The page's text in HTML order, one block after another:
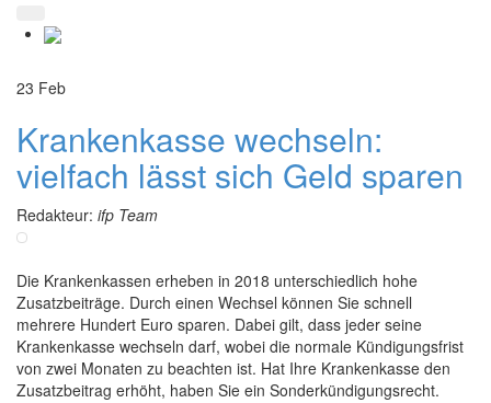
23 Feb
Krankenkasse wechseln:
vielfach lässt sich Geld sparen
Redakteur: ifp Team
Die Krankenkassen erheben in 2018 unterschiedlich hohe
Zusatzbeiträge. Durch einen Wechsel können Sie schnell
mehrere Hundert Euro sparen. Dabei gilt, dass jeder seine
Krankenkasse wechseln darf, wobei die normale Kündigungsfrist
von zwei Monaten zu beachten ist. Hat Ihre Krankenkasse den
Zusatzbeitrag erhöht, haben Sie ein Sonderkündigungsrecht.